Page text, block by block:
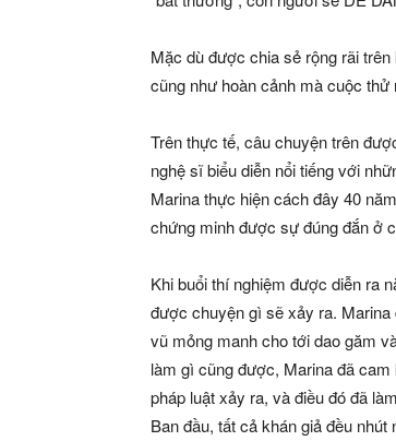
Mặc dù được chia sẻ rộng rãi
cũng như hoàn cảnh mà cuộc
Trên thực tế, câu chuyện trên
nghệ sĩ biểu diễn nổi tiếng với
Marina thực hiện cách đây 40
chứng minh được sự đúng đắn ở
Khi buổi thí nghiệm được diễn ra
được chuyện gì sẽ xảy ra.
vũ mỏng manh cho tới dao găm
làm gì cũng được, Marina đã
pháp luật xảy ra, và điều đó đã
Ban đầu, tất cả khán giả đều